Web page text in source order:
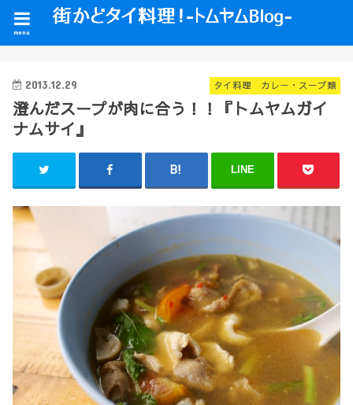
menu
タイ料理 カレー・スープ類
2013.12.29
澄んだスープが肉に合う！！『トムヤムガイ
ナムサイ』
LINE